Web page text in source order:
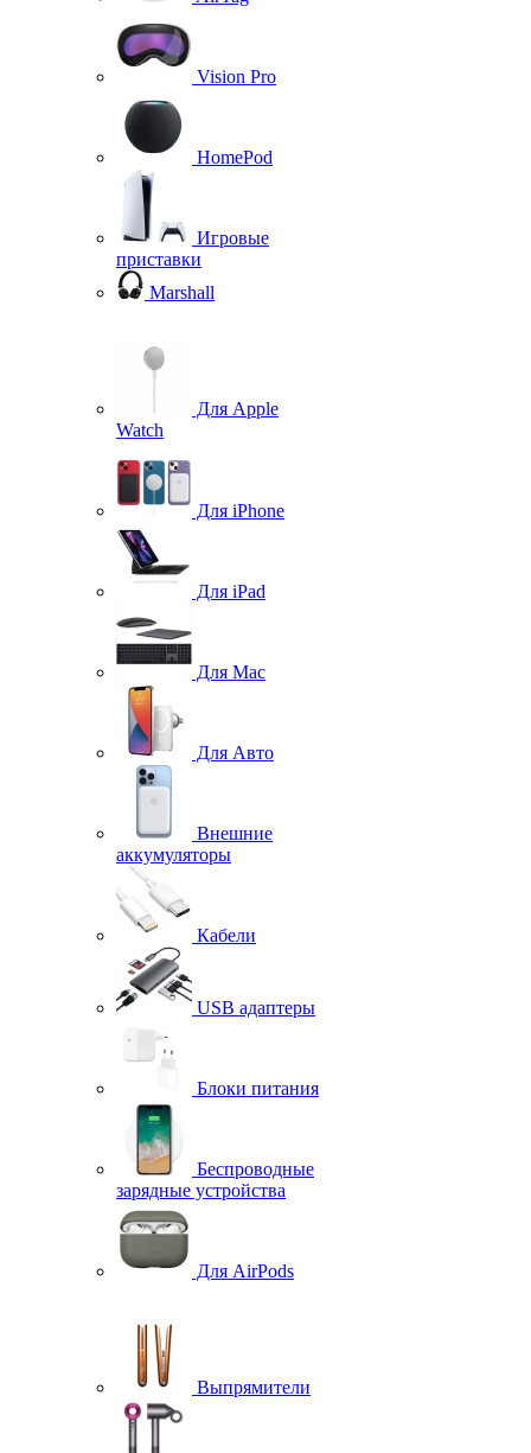
Vision Pro
HomePod
Игровые
приставки
Marshall
Для Apple
Watch
Для iPhone
Для iPad
Для Mac
Для Авто
Внешние
аккумуляторы
Кабели
USB адаптеры
Блоки питания
Беспроводные
зарядные устройства
Для AirPods
Выпрямители